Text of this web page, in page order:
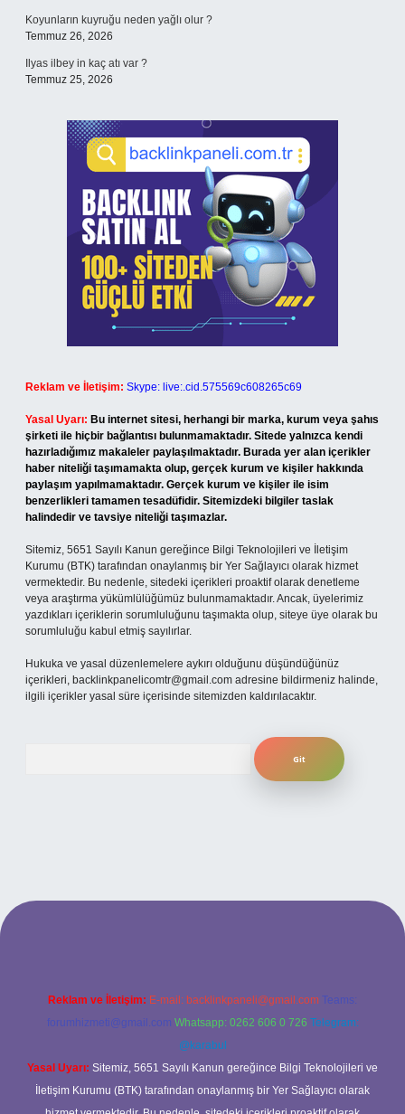
Koyunların kuyruğu neden yağlı olur ?
Temmuz 26, 2026
Ilyas ilbey in kaç atı var ?
Temmuz 25, 2026
Reklam ve İletişim: Skype: live:.cid.575569c608265c69
Yasal Uyarı: Bu internet sitesi, herhangi bir marka, kurum veya şahıs
şirketi ile hiçbir bağlantısı bulunmamaktadır. Sitede yalnızca kendi
hazırladığımız makaleler paylaşılmaktadır. Burada yer alan içerikler
haber niteliği taşımamakta olup, gerçek kurum ve kişiler hakkında
paylaşım yapılmamaktadır. Gerçek kurum ve kişiler ile isim
benzerlikleri tamamen tesadüfidir. Sitemizdeki bilgiler taslak
halindedir ve tavsiye niteliği taşımazlar.
Sitemiz, 5651 Sayılı Kanun gereğince Bilgi Teknolojileri ve İletişim
Kurumu (BTK) tarafından onaylanmış bir Yer Sağlayıcı olarak hizmet
vermektedir. Bu nedenle, sitedeki içerikleri proaktif olarak denetleme
veya araştırma yükümlülüğümüz bulunmamaktadır. Ancak, üyelerimiz
yazdıkları içeriklerin sorumluluğunu taşımakta olup, siteye üye olarak bu
sorumluluğu kabul etmiş sayılırlar.
Hukuka ve yasal düzenlemelere aykırı olduğunu düşündüğünüz
içerikleri, backlinkpanelicomtr@gmail.com adresine bildirmeniz halinde,
ilgili içerikler yasal süre içerisinde sitemizden kaldırılacaktır.
bahis
Reklam ve İletişim: E-mail: backlinkpaneli@gmail.com Teams:
forumhizmeti@gmail.com Whatsapp: 0262 606 0 726 Telegram:
@karabul
Yasal Uyarı: Sitemiz, 5651 Sayılı Kanun gereğince Bilgi Teknolojileri ve
İletişim Kurumu (BTK) tarafından onaylanmış bir Yer Sağlayıcı olarak